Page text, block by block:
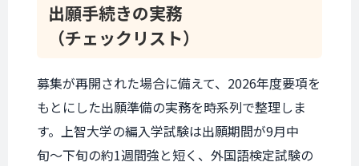
出願手続きの実務
（チェックリスト）
募集が再開された場合に備えて、2026年度要項を
もとにした出願準備の実務を時系列で整理しま
す。上智大学の編入学試験は出願期間が9月中
旬〜下旬の約1週間強と短く、外国語検定試験の